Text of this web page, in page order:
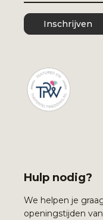
Inschrijven
Hulp nodig?
We helpen je
openingstijden